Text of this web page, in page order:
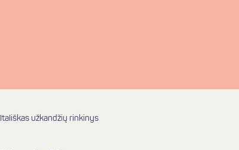
Itališkas užkandžių rinkinys